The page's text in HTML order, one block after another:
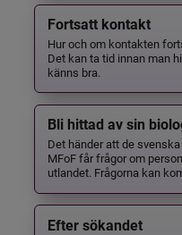
Fortsatt kontakt
Hur och om kontakten
Det kan ta tid innan man
känns bra.
Bli hittad av sin
Det händer att de
MFoF får frågor om
utlandet. Frågorna kan
Efter sökandet